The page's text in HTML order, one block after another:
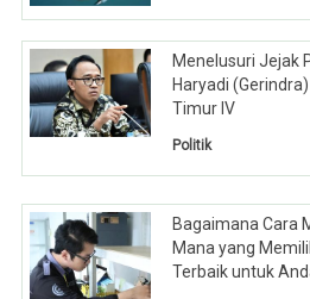
Menelusuri Jejak
Haryadi
Timur IV
Politik
Bagaimana Cara
Mana yang
Terbaik untuk